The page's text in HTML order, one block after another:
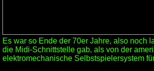
Es war so Ende der 70er Jahre, also noch
die Midi-Schnittstelle gab, als von der
elektromechanische Selbstspielersystem